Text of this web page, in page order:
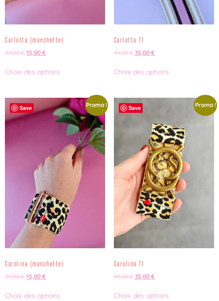
Carlotta (manchette)
29,00€ 15,00 €
Choix des options
Carlotta T1
49,00€ 35,00 €
Choix des options
Save Promo !
Carolina (manchette)
29,00€ 15,00 €
Choix des options
Save Promo !
Carolina T1
49,00€ 35,00 €
Choix des options